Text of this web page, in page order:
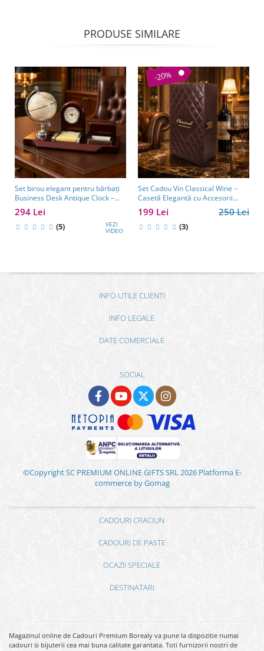
PRODUSE SIMILARE
Set birou elegant pentru bărbați
Business Desk Antique Clock –
cadou premium pentru șef, soț
sau partener de afaceri
294 Lei
(5) VEZI
VIDEO
-20%
Set Cadou Vin Classical Wine –
Casetă Elegantă cu Accesorii
pentru Vin
250 Lei
199 Lei
(3)
INFO UTILE CLIENTI
INFO LEGALE
DATE COMERCIALE
SOCIAL
©Copyright SC PREMIUM ONLINE GIFTS SRL 2026 Platforma E-
commerce by Gomag
CADOURI CRACIUN
CADOURI DE PASTE
OCAZII SPECIALE
DESTINATARI
Magazinul online de Cadouri Premium Borealy va pune la dispozitie numai
cadouri si bijuterii cea mai buna calitate garantata. Toti furnizorii nostri de